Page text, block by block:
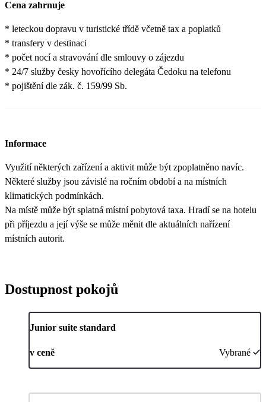
Cena zahrnuje
* leteckou dopravu v turistické třídě včetně tax a poplatků
* transfery v destinaci
* počet nocí a stravování dle smlouvy o zájezdu
* 24/7 služby česky hovořícího delegáta Čedoku na telefonu
* pojištění dle zák. č. 159/99 Sb.
Informace
Využití některých zařízení a aktivit může být zpoplatněno navíc.
Některé služby jsou závislé na ročním období a na místních
klimatických podmínkách.
Na místě může být splatná místní pobytová taxa. Hradí se na hotelu
při příjezdu a její výše se může měnit dle aktuálních nařízení
místních autorit.
Dostupnost pokojů
Junior suite standard
v ceně Vybrané